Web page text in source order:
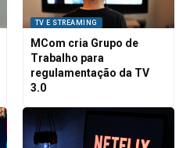
TV E STREAMING
MCom cria Grupo de
Trabalho para
regulamentação da TV
3.0